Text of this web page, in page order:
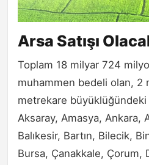
Arsa Satışı
Toplam 18 milyar 724
muhammen bedeli olan, 2
metrekare büyüklüğündeki
Aksaray, Amasya, Ankara,
Balıkesir, Bartın, Bilecik,
Bursa, Çanakkale, Çorum,